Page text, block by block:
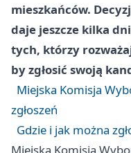
mieszkańców.
daje jeszcze kilka
tych, którzy
by zgłosić swoją
Miejska Komisja
zgłoszeń
Gdzie i jak można
Miejska Komisja